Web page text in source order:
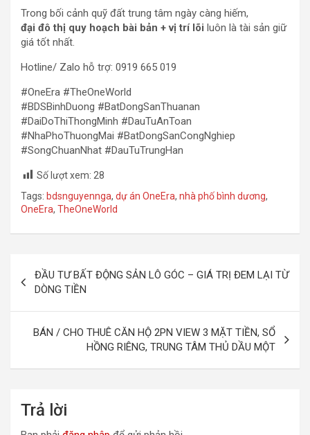
Trong bối cảnh quỹ đất trung tâm ngày càng hiếm,
đại đô thị quy hoạch bài bản + vị trí lõi luôn là tài sản giữ
giá tốt nhất.
Hotline/ Zalo hỗ trợ: 0919 665 019
#OneEra #TheOneWorld
#BDSBinhDuong #BatDongSanThuanan
#DaiDoThiThongMinh #DauTuAnToan
#NhaPhoThuongMai #BatDongSanCongNghiep
#SongChuanNhat #DauTuTrungHan
Số lượt xem: 28
Tags: bdsnguyennga, dự án OneEra, nhà phố bình dương,
OneEra, TheOneWorld
ề
ư
ĐẦU TƯ BẤT ĐỘNG SẢN LÔ GÓC – GIÁ TRỊ ĐEM LẠI TỪ
DÒNG TIỀN
BÁN / CHO THUÊ CĂN HỘ 2PN VIEW 3 MẶT TIỀN, SỔ
HỒNG RIÊNG, TRUNG TÂM THỦ DẦU MỘT
Trả lời